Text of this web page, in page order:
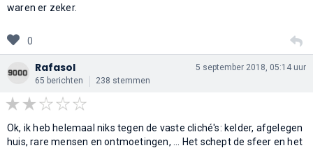
waren er zeker.
0
Rafasol
65 berichten 238 stemmen
5 september 2018, 05:14 uur
Ok, ik heb helemaal niks tegen de vaste cliché's: kelder, afgelegen
huis, rare mensen en ontmoetingen, ... Het schept de sfeer en het